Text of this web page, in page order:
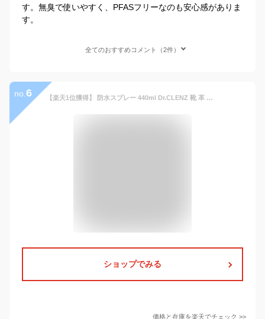
す。無臭で使いやすく、PFASフリーなのも安心感がありま
す。
全てのおすすめコメント（2件）
no. 6 【楽天1位獲得】 防水スプレー 440ml Dr.CLENZ 靴 革 革靴 スニーカー 撥水スプレー 強力撥水 国産 革 衣類 リュック 傘 レインウェア 防汚 防油 幅広く使用可 [フッ素 × シリコンのハイブリッド仕様]
ショップでみる
価格と在庫を楽天でチェック >>